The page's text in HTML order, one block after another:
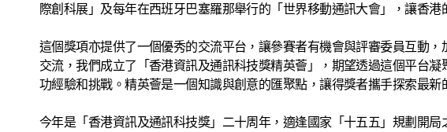
際創科展」及每年在西班牙巴塞羅那舉行的「世界移動通訊大會」，讓香港
這個獎項亦提供了一個優秀的交流平台，讓參賽者有機會與評審委員互動
交流，我們成立了「香港資訊及通訊科技獎精英薈」，期望透過這個平台
功經驗和挑戰。精英薈是一個知識與創意的匯聚點，讓得獎者攜手探索最
今年是「香港資訊及通訊科技獎」二十周年，適逢國家「十五五」規劃開